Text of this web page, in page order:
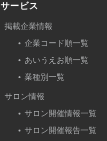
サービス
掲載企業情報
企業コード順一覧
あいうえお順一覧
業種別一覧
サロン情報
サロン開催情報一覧
サロン開催報告一覧